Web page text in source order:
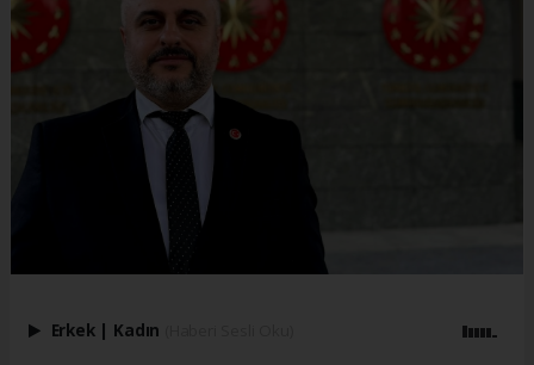
Erkek | Kadın